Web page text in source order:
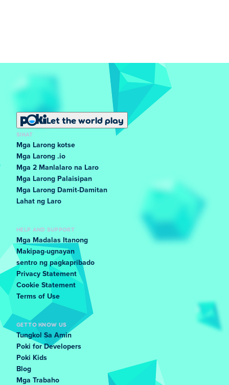
Let the world play
SIKAT
Mga Larong kotse
Mga Larong .io
Mga 2 Manlalaro na Laro
Mga Larong Palaisipan
Mga Larong Damit-Damitan
Lahat ng Laro
HELP AND SUPPORT
Mga Madalas Itanong
Makipag-ugnayan
sentro ng pagkapribado
Privacy Statement
Cookie Statement
Terms of Use
GET TO KNOW US
Tungkol Sa Amin
Poki for Developers
Poki Kids
Blog
Mga Trabaho